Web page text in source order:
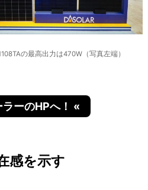
の最高出力は470W（写真左端）
ーのHPへ！ «
感を示す